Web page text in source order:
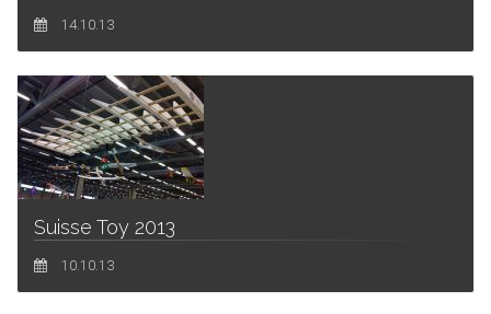
14.10.13
Suisse Toy 2013
10.10.13